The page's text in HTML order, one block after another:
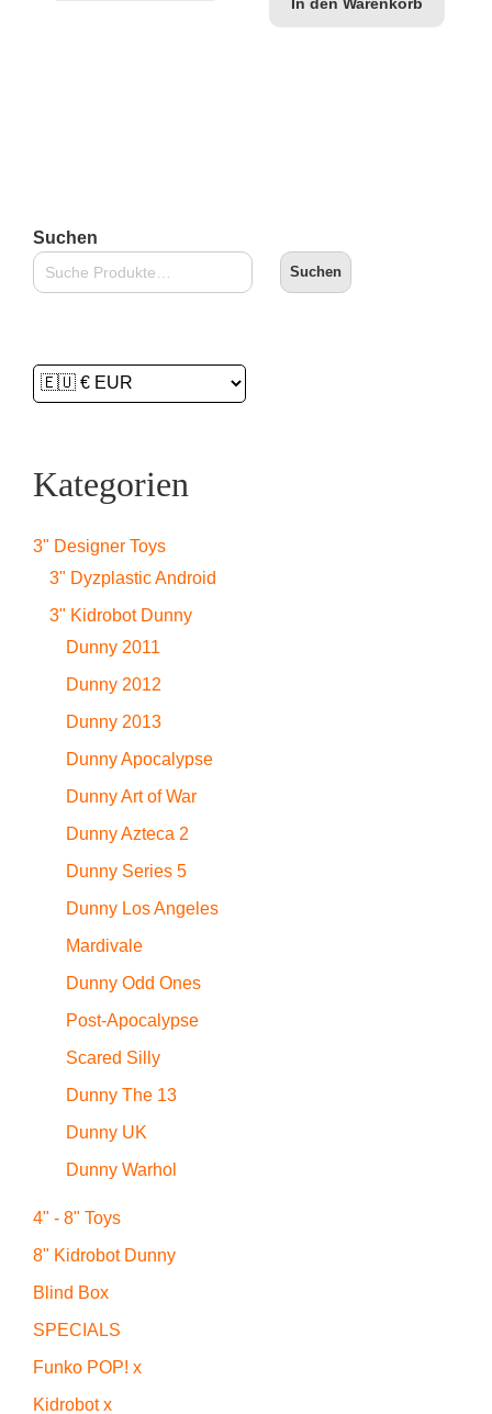
In den Warenkorb
Suchen
Suchen
Kategorien
3" Designer Toys
3" Dyzplastic Android
3" Kidrobot Dunny
Dunny 2011
Dunny 2012
Dunny 2013
Dunny Apocalypse
Dunny Art of War
Dunny Azteca 2
Dunny Series 5
Dunny Los Angeles
Mardivale
Dunny Odd Ones
Post-Apocalypse
Scared Silly
Dunny The 13
Dunny UK
Dunny Warhol
4" - 8" Toys
8" Kidrobot Dunny
Blind Box
SPECIALS
Funko POP! x
Kidrobot x